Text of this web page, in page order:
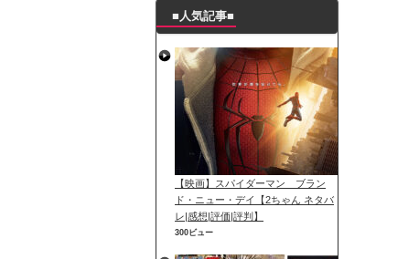
■人気記事■
【映画】スパイダーマン ブラン
ド・ニュー・デイ【2ちゃん ネタバ
レ|感想|評価|評判】
300ビュー